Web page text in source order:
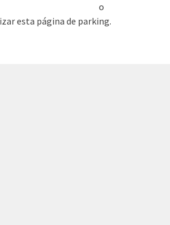
o
esta página de parking.